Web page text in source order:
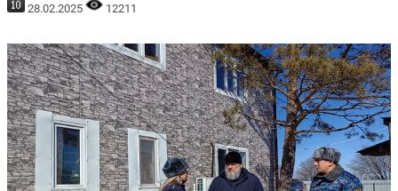
28.02.2025 12211